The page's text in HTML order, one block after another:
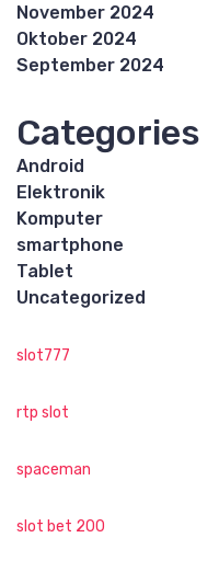
November 2024
Oktober 2024
September 2024
Categories
Android
Elektronik
Komputer
smartphone
Tablet
Uncategorized
slot777
rtp slot
spaceman
slot bet 200